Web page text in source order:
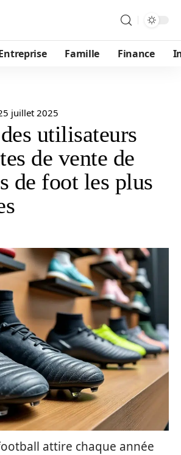
Famille Finance
juillet 2025
utilisateurs
de vente de
de foot les plus
attire chaque année